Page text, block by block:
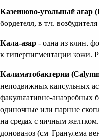
Казеиново-угольный агар
бордетелл, в т.ч.
Кала-азар - одна из клин,
к гиперпигментации кожи.
Калиматобактерии
неподвижных капсульных
факультативно-анаэробных
одиночные или парные
на средах с яичным
донованоз (см. Гранулема